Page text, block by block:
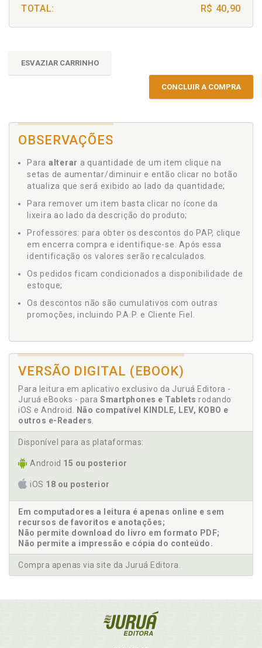
TOTAL: R$ 40,90
ESVAZIAR CARRINHO
CONCLUIR A COMPRA
OBSERVAÇÕES
Para alterar a quantidade de um item clique na
setas de aumentar/diminuir e então clicar no botão
atualiza que será exibido ao lado da quantidade;
Para remover um item basta clicar no ícone da
lixeira ao lado da descrição do produto;
Professores: para obter os descontos do PAP, clique
em encerra compra e identifique-se. Após essa
identificação os valores serão recalculados.
Os pedidos ficam condicionados a disponibilidade de
estoque;
Os descontos não são cumulativos com outras
promoções, incluindo P.A.P. e Cliente Fiel.
VERSÃO DIGITAL (EBOOK)
Para leitura em aplicativo exclusivo da Juruá Editora -
Juruá eBooks - para Smartphones e Tablets rodando
iOS e Android.
Não compatível KINDLE, LEV, KOBO e
outros e-Readers
Disponível para as plataformas:
Android 15 ou posterior
iOS 18 ou posterior
Em computadores a leitura é apenas online e sem
recursos de favoritos e anotações;
Não permite download do livro em formato PDF;
Não permite a impressão e cópia do conteúdo.
Compra apenas via site da Juruá Editora.